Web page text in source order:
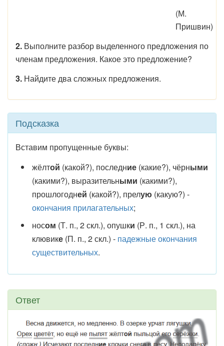
(М.
Пришвин)
2. Выполните разбор выделенного предложения по
членам предложения. Какое это предложение?
3. Найдите два сложных предложения.
Подсказка
Вставим пропущенные буквы:
жёлтой (какой?), последние(какие?), чёрными
(какими?), выразительными (какими?),
прошлогодней (какой?), прелую (какую?) -
окончания прилагательных;
носом (Т. п., 2 скл.), опушки (Р. п., 1 скл.), на
клювике(П. п., 2 скл.) - падежные окончания
существительных.
Ответ